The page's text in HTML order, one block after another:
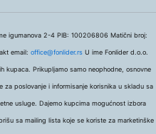
igumanova 2-4 PIB: 100206806 Matični broj:
email: office@fonlider.rs U ime Fonlider d.o.o.
kupaca. Prikupljamo samo neophodne, osnovne
poslovanje i informisanje korisnika u skladu sa
usluge. Dajemo kupcima mogućnost izbora
sa mailing lista koje se koriste za marketinške